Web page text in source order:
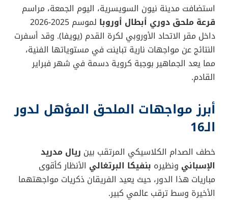
استضافت مدينة نيون السويسرية، اليوم الجمعة، مراسم
قرعة ملحق دوري أبطال أوروبا
لموسم 2025-2026
داخل مقر الاتحاد الأوروبي لكرة القدم (يويفا). وقد أسفرت
النتائج عن مواجهات نارية تباينت في مستوياتها الفنية،
مما يعد الجماهير بوجبة كروية دسمة في شهر فبراير
القادم.
أبرز مواجهات الملحق المؤهل لدور
الـ16
خطف الصدام الكلاسيكي المرتقب بين ريال مدريد
الإسباني ونظيره بنفيكا البرتغالي الأنظار كأقوى
مباريات هذا الدور، حيث يعيد الفريقان ذكريات مواجهتهما
الأخيرة وسط ترقب عالمي كبير.